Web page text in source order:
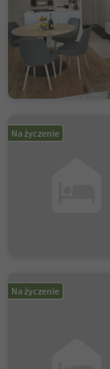
Na życzenie
Na życzenie